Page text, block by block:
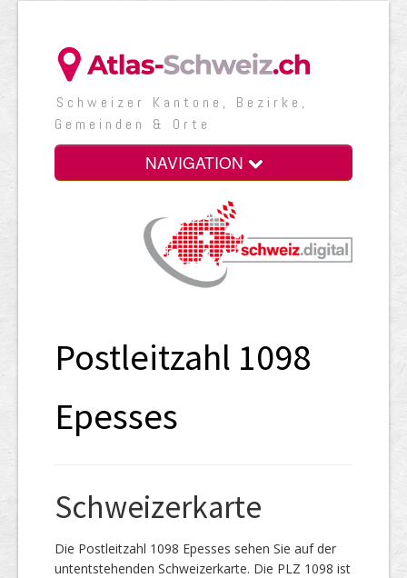
Schweizer Kantone, Bezirke,
Gemeinden & Orte
NAVIGATION
Postleitzahl 1098
Epesses
Schweizerkarte
Die Postleitzahl 1098 Epesses sehen Sie auf der
untentstehenden Schweizerkarte. Die PLZ 1098 ist